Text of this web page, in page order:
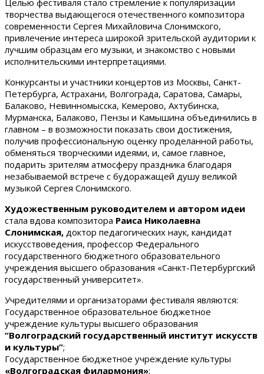
Целью фестиваля стало стремление к популяризации
творчества выдающегося отечественного композитора
современности Сергея Михайловича Слонимского,
привлечение интереса широкой зрительской аудитории к
лучшим образцам его музыки, и знакомство с новыми
исполнительскими интерпретациями.
Конкурсанты и участники концертов из Москвы, Санкт-
Петербурга, Астрахани, Волгограда, Саратова, Самары,
Балаково, Невинномысска, Кемерово, Ахтубинска,
Мурманска, Балаково, Пензы и Камышина объединились в
главном – в возможности показать свои достижения,
получив профессиональную оценку проделанной работы,
обменяться творческими идеями, и, самое главное,
подарить зрителям атмосферу праздника благодаря
незабываемой встрече с будоражащей душу великой
музыкой Сергея Слонимского.
Художественным руководителем и автором идеи
стала вдова композитора Раиса Николаевна
Слонимская, доктор педагогических наук, кандидат
искусствоведения, профессор Федерального
государственного бюджетного образовательного
учреждения высшего образования «Санкт-Петербургский
государственный университет».
Учредителями и организаторами фестиваля являются:
Государственное образовательное бюджетное
учреждение культуры высшего образования
“Волгоградский государственный институт искусств
и культуры”;
Государственное бюджетное учреждение культуры
«Волгоградская филармония»;